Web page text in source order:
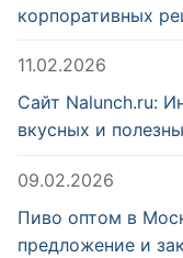
корпоративных
11.02.2026
Сайт Nalunch.ru:
вкусных и
09.02.2026
Пиво оптом в
предложение и